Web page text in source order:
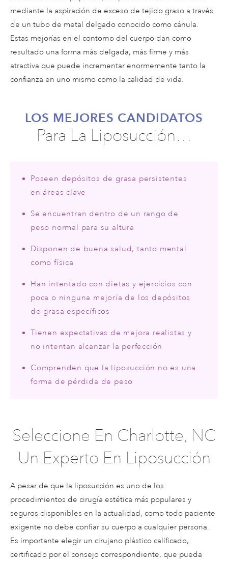
mediante la aspiración de exceso de tejido graso a través
de un tubo de metal delgado conocido como cánula.
Estas mejorías en el contorno del cuerpo dan como
resultado una forma más delgada, más firme y más
atractiva que puede incrementar enormemente tanto la
confianza en uno mismo como la calidad de vida.
LOS MEJORES CANDIDATOS
Para La Liposucción…
Poseen depósitos de grasa persistentes
en áreas clave
Se encuentran dentro de un rango de
peso normal para su altura
Disponen de buena salud, tanto mental
como física
Han intentado con dietas y ejercicios con
poca o ninguna mejoría de los depósitos
de grasa específicos
Tienen expectativas de mejora realistas y
no intentan alcanzar la perfección
Comprenden que la liposucción no es una
forma de pérdida de peso
Seleccione En Charlotte, NC
Un Experto En Liposucción
A pesar de que la liposucción es uno de los
procedimientos de cirugía estética más populares y
seguros disponibles en la actualidad, como todo paciente
exigente no debe confiar su cuerpo a cualquier persona.
Es importante elegir un cirujano plástico calificado,
certificado por el consejo correspondiente, que pueda